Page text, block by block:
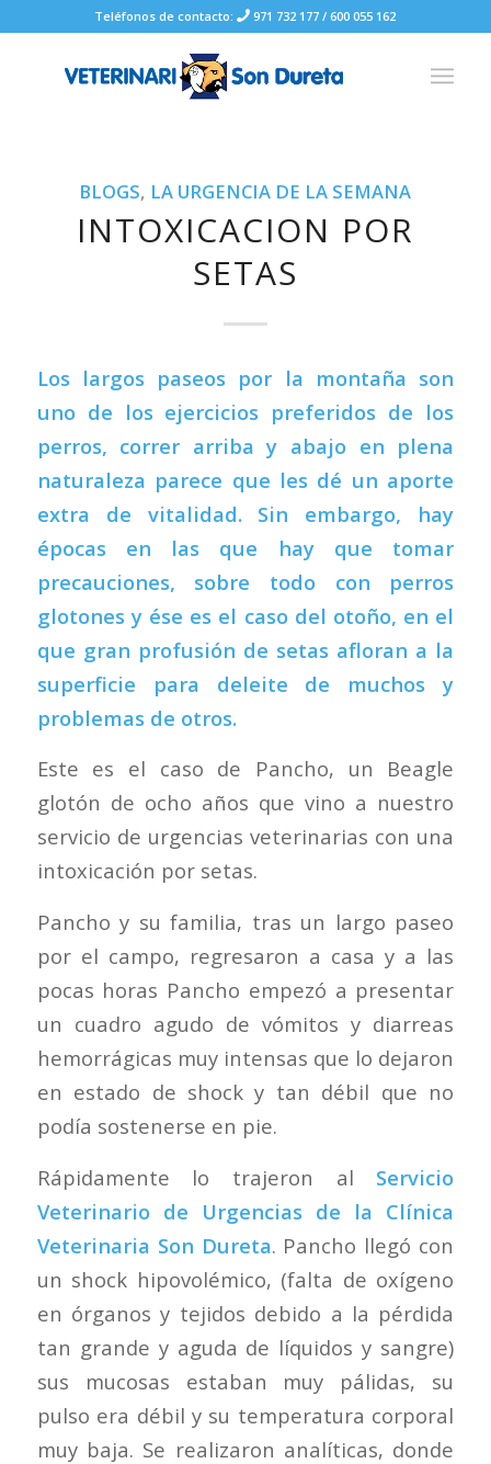
Teléfonos de contacto: 971 732 177 /600 055 162
BLOGS, LA URGENCIA DE LA SEMANA
INTOXICACION POR
SETAS
Los largos paseos por la montaña son
uno de los ejercicios preferidos de los
perros, correr arriba y abajo en plena
naturaleza parece que les dé un aporte
extra de vitalidad. Sin embargo, hay
épocas en las que hay que tomar
precauciones, sobre todo con perros
glotones y ése es el caso del otoño, en el
que gran profusión de setas afloran a la
superficie para deleite de muchos y
problemas de otros.
Este es el caso de Pancho, un Beagle
glotón de ocho años que vino a nuestro
servicio de urgencias veterinarias con una
intoxicación por setas.
Pancho y su familia, tras un largo paseo
por el campo, regresaron a casa y a las
pocas horas Pancho empezó a presentar
un cuadro agudo de vómitos y diarreas
hemorrágicas muy intensas que lo dejaron
en estado de shock y tan débil que no
podía sostenerse en pie.
Rápidamente lo trajeron al Servicio
Veterinario de Urgencias de la Clínica
Veterinaria Son Dureta. Pancho llegó con
un shock hipovolémico, (falta de oxígeno
en órganos y tejidos debido a la pérdida
tan grande y aguda de líquidos y sangre)
sus mucosas estaban muy pálidas, su
pulso era débil y su temperatura corporal
muy baja. Se realizaron analíticas, donde